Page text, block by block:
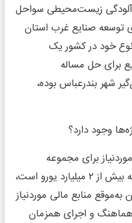
زیست‌‌محیطی سواحل
توسعه صنایع غرب استان
نوع خود در کشور یک
برای حل مساله
شهر بندرعباس بوده،
وجود دارد؟
برای مجموعه
پروژه‌‌های طرح توسعه شرکت که بیش از ۲ میلیارد یورو است،
منابع مالی موردنیاز
و اجرای همزمان